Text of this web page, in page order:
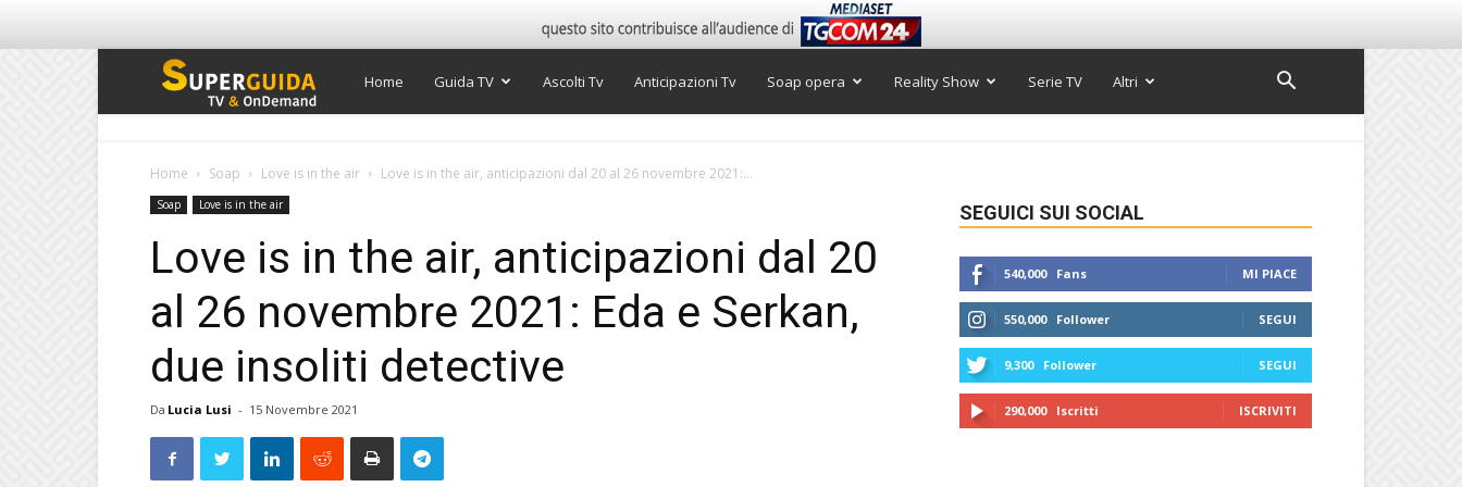
Super
Home Guida TV Ascolti Tv Anticipazioni Tv Soap opera Reality Show Serie TV Altri
Home Soap Love is in the air Love is in the air, anticipazioni dal 20 al 26 novembre 2021:...
Soap Love is in the air
Love is in the air, anticipazioni dal 20
al 26 novembre 2021: Eda e Serkan,
due insoliti detective
Da Lucia Lusi - 15 Novembre 2021
SEGUICI SUI SOCIAL
540,000 Fans MI PIACE
550,000 Follower SEGUI
9,300 Follower SEGUI
290,000 Iscritti ISCRIVITI